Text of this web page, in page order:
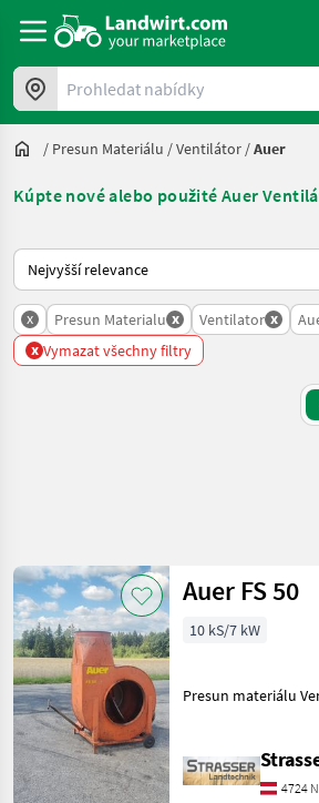
Prohledat nabídky
/ Presun Materiálu /Ventilátor /Auer
Kúpte nové alebo použité Auer
Takto se řadí nabídky na Landwirt.com
x Presun Materialu x Ventilator x
x Vymazat všechny filtry
Kategorie 4 Země Filtry
AKTUÁLNÍ
CESTA
poľnohospodárska
technika
Presun
Materialu
Obnovit
Zobrazit
výsledků
Auer FS 50
10 kS/7 kW
Presun materiálu
4724